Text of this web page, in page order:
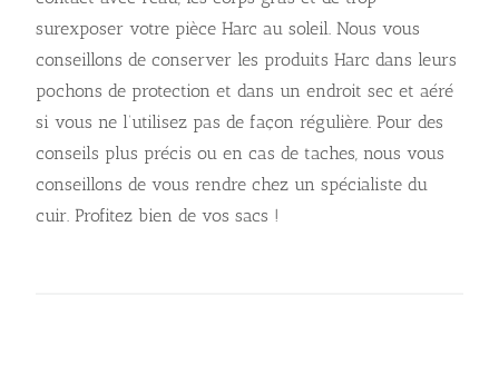
surexposer votre pièce Harc au soleil. Nous vous
conseillons de conserver les produits Harc dans leurs
pochons de protection et dans un endroit sec et aéré
si vous ne l’utilisez pas de façon régulière. Pour des
conseils plus précis ou en cas de taches, nous vous
conseillons de vous rendre chez un spécialiste du
cuir. Profitez bien de vos sacs !